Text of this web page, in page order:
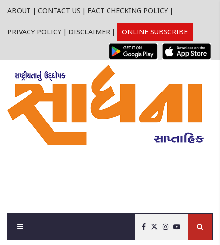
ABOUT | CONTACT US | FACT CHECKING POLICY |
PRIVACY POLICY | DISCLAIMER | ONLINE SUBSCRIBE